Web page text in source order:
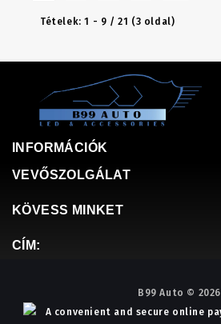
Tételek: 1 - 9 / 21 (3 oldal)
INFORMÁCIÓK
VEVŐSZOLGÁLAT
KÖVESS MINKET
CÍM:
B99 Auto © 2026